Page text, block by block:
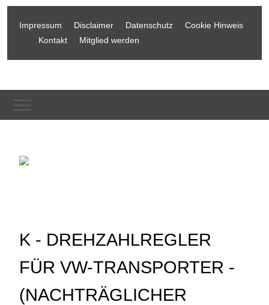
Impressum Disclaimer Datenschutz
Cookie Hinweis
Kontakt
Mitglied werden
Mobile Menu Toggle
K - DREHZAHLREGLER
FÜR VW-TRANSPORTER -
(NACHTRÄGLICHER